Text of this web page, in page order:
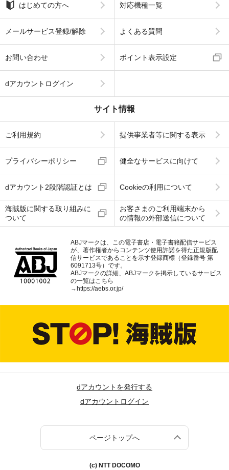
はじめての方へ 対応機種一覧
メールサービス登録/解除 よくある質問
お問い合わせ ポイント表示設定
dアカウントログイン
サイト情報
ご利用規約 提供事業者等に関する表示
プライバシーポリシー 健全なサービスに向けて
dアカウント2段階認証とは Cookieの利用について
海賊版に関する取り組みに
ついて
お客さまのご利用端末から
の情報の外部送信について
ABJマークは、この電子書店・電子書籍配信サービス
が、著作権者からコンテンツ使用許諾を得た正規版配
信サービスであることを示す登録商標（登録番号 第
6091713号）です。
ABJマークの詳細、ABJマークを掲示しているサービス
の一覧はこちら
→https://aebs.or.jp/
dアカウントを発行する
dアカウントログイン
ページトップへ
(c) NTT DOCOMO